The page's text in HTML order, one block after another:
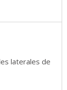
laterales de